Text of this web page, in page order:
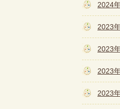
2024
2023
2023
2023
2023